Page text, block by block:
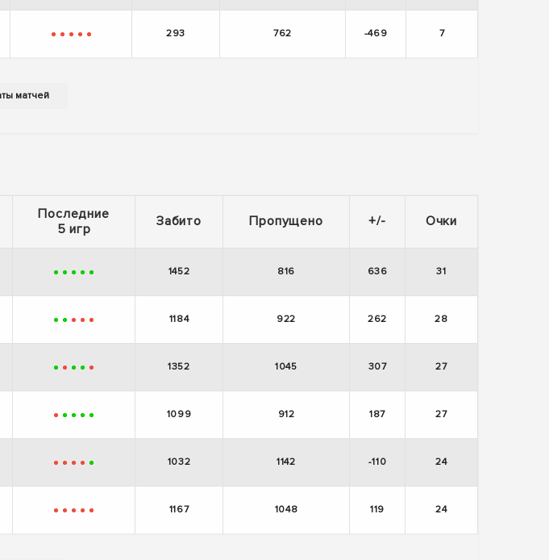
- - - - - 293 762 -469 7
Последние
5 игр
Забито Пропущено +/- Очки
+ + + + + 1452 816 636 31
+ + - - - 1184 922 262 28
+ - + + - 1352 1045 307 27
- + + + + 1099 912 187 27
- - - - + 1032 1142 -110 24
- - - - - 1167 1048 119 24